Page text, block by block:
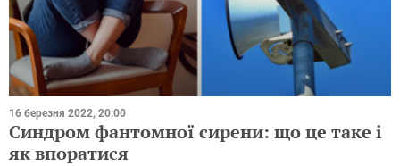
16 березня 2022, 20:00
Синдром фантомної сирени: що це таке і
як впоратися